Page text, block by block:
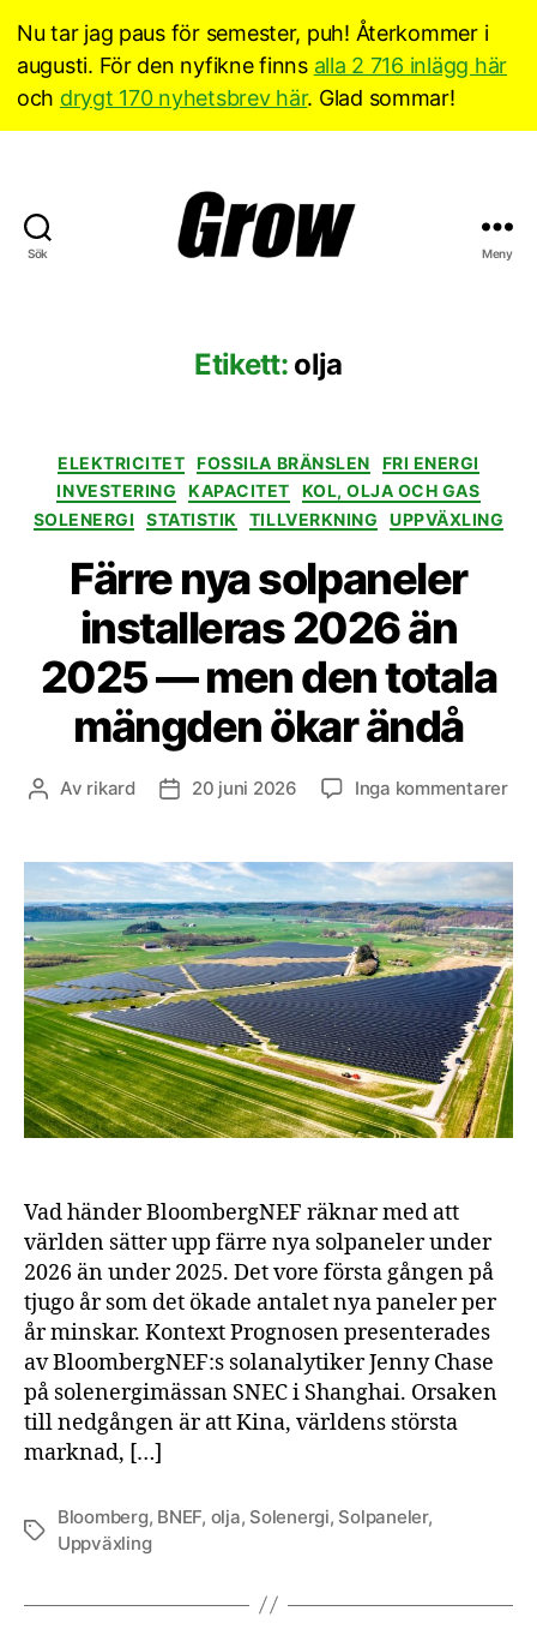
Nu tar jag paus för semester, puh! Återkommer i
augusti. För den nyfikne finns alla 2 716 inlägg här
och drygt 170 nyhetsbrev här. Glad sommar!
Sök Meny
Etikett: olja
Kategorier
ELEKTRICITET FOSSILA BRÄNSLEN
FRI ENERGI
INVESTERING
KAPACITET
KOL, OLJA OCH GAS
SOLENERGI
STATISTIK TILLVERKNING UPPVÄXLING
Färre nya solpaneler
installeras 2026 än
2025 — men den totala
mängden ökar ändå
Inläggsförfattare
Av rikard Inläggsdatum
20 juni 2026 Inga kommentarertill
än
—
Vad händer BloombergNEF räknar med att
världen sätter upp färre nya solpaneler under
2026 än under 2025. Det vore första gången på
tjugo år som det ökade antalet nya paneler per
år minskar. Kontext Prognosen presenterades
av BloombergNEF:s solanalytiker Jenny Chase
på solenergimässan SNEC i Shanghai. Orsaken
till nedgången är att Kina, världens största
marknad, […]
Etiketter
Bloomberg, BNEF, olja, Solenergi, Solpaneler,
Uppväxling